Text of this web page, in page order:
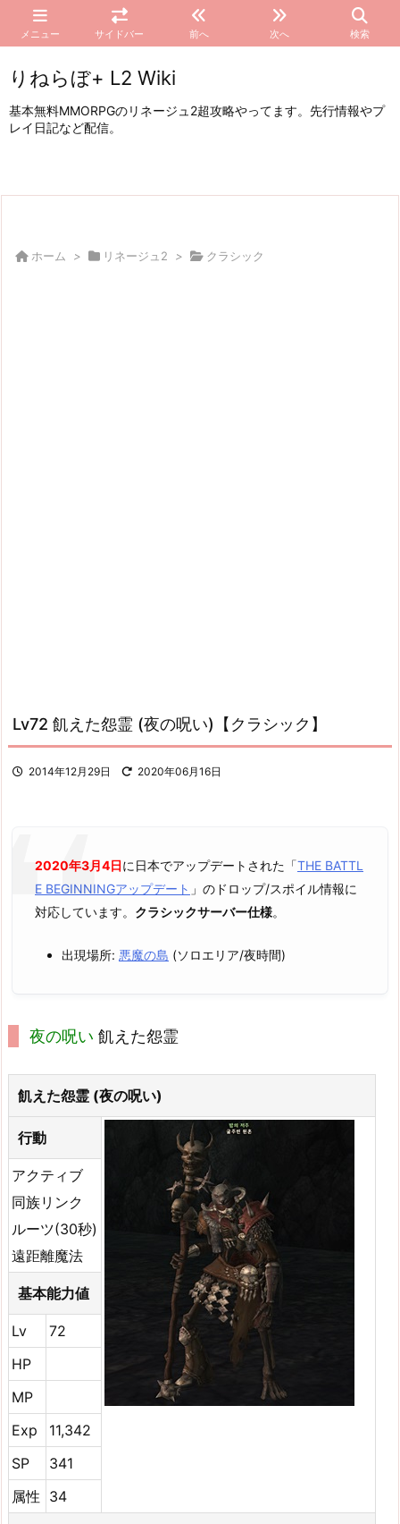
メニュー サイドバー 前へ 次へ 検索
りねらぼ+ L2 Wiki
基本無料MMORPGのリネージュ2超攻略やってます。先行情報やプ
レイ日記など配信。
ホーム > リネージュ2 > クラシック
Lv72 飢えた怨霊 (夜の呪い)【クラシック】
2014年12月29日 2020年06月16日
2020年3月4日に日本でアップデートされた「THE BATTL
E BEGINNINGアップデート 」のドロップ/スポイル情報に
対応しています。 クラシックサーバー仕様。
出現場所: 悪魔の島 (ソロエリア/夜時間)
夜の呪い 飢えた怨霊
飢えた怨霊 (夜の呪い)
行動
アクティブ
同族リンク
ルーツ(30秒)
遠距離魔法
基本能力値
Lv
72
HP
MP
Exp
11,342
SP
341
属性 34